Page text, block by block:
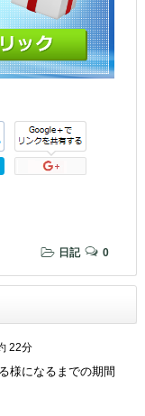
日記 0
22分
様になるまでの期間